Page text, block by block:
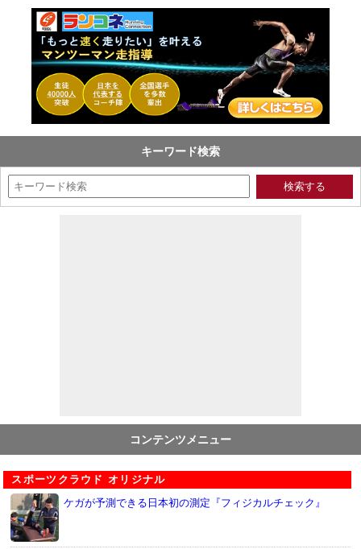
キーワード検索
コンテンツメニュー
スポーツクラウド オリジナル
ケガが予測できる日本初の測定『フィジカルチェック』